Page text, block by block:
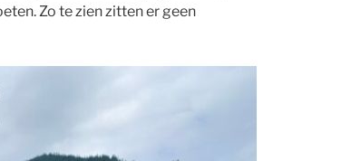
Zo te zien zitten er geen